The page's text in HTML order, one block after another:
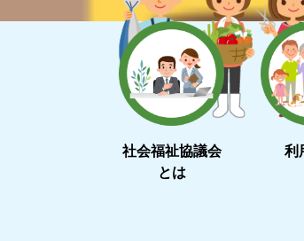
社会福祉協議会
とは
利